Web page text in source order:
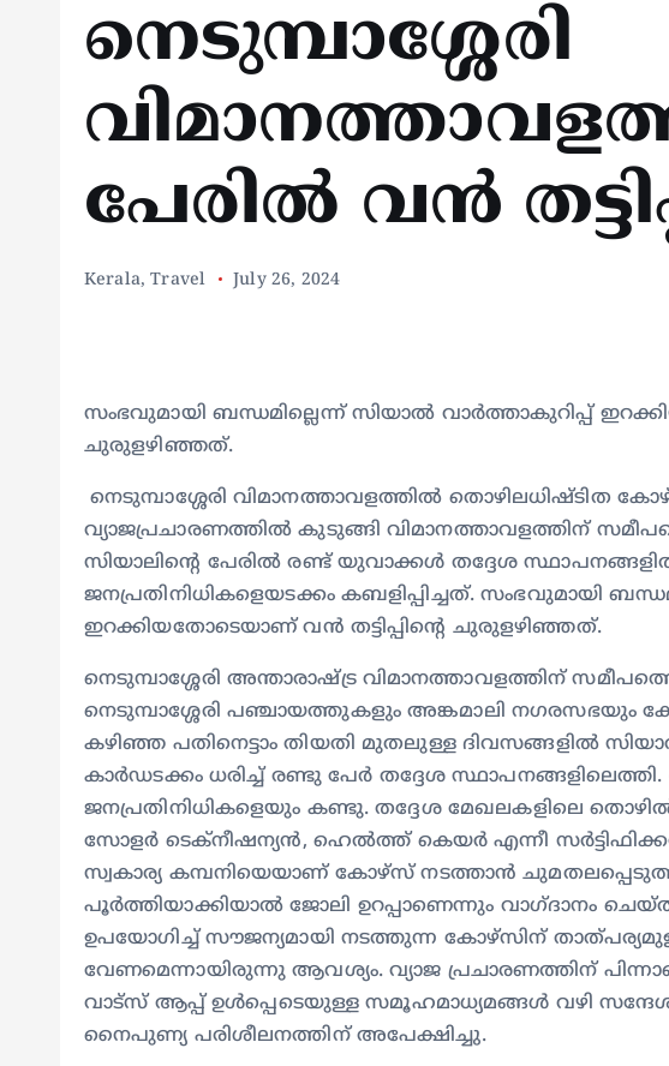
നെടുമ്പാശ്ശേരി
പേരിൽ വൻ
Kerala,Travel July 26, 2024
സംഭവുമായി ബന്ധമില്ലെന്ന് സിയാല്‍ വാര്‍ത്താകുറിപ്പ്
ചുരുളഴിഞ്ഞത്.
നെടുമ്പാശ്ശേരി വിമാനത്താവളത്തില്‍ തൊഴിലധിഷ്ടിത
വ്യാജപ്രചാരണത്തില്‍ കുടുങ്ങി വിമാനത്താവളത്തിന്
സിയാലിന്‍റെ പേരില്‍ രണ്ട് യുവാക്കള്‍ തദ്ദേശ
ജനപ്രതിനിധികളെയടക്കം കബളിപ്പിച്ചത്. സംഭവുമായി
ഇറക്കിയതോടെയാണ് വന്‍ തട്ടിപ്പിന്‍റെ ചുരുളഴിഞ്ഞത്.
നെടുമ്പാശ്ശേരി അന്താരാഷ്ട്ര വിമാനത്താവളത്തിന്
നെടുമ്പാശ്ശേരി പഞ്ചായത്തുകളും അങ്കമാലി നഗരസഭയും
കഴിഞ്ഞ പതിനെട്ടാം തിയതി മുതലുള്ള ദിവസങ്ങളില്‍
കാര്‍ഡടക്കം ധരിച്ച് രണ്ടു പേര്‍ തദ്ദേശ സ്ഥാപനങ്ങളിലെത്തി.
ജനപ്രതിനിധികളെയും കണ്ടു. തദ്ദേശ മേഖലകളിലെ
സോളര്‍ ടെക്നീഷന്യന്‍, ഹെല്‍ത്ത് കെയര്‍ എന്നീ
സ്വകാര്യ കമ്പനിയെയാണ് കോഴ്സ് നടത്താന്‍
പൂര്‍ത്തിയാക്കിയാല്‍ ജോലി ഉറപ്പാണെന്നും വാഗ്ദാനം
ഉപയോഗിച്ച് സൗജന്യമായി നടത്തുന്ന കോഴ്സിന്
വേണമെന്നായിരുന്നു ആവശ്യം. വ്യാജ പ്രചാരണത്തിന്
വാട്സ് ആപ്പ് ഉള്‍പ്പെടെയുള്ള സമൂഹമാധ്യമങ്ങള്‍ വഴി
നൈപുണ്യ പരിശീലനത്തിന് അപേക്ഷിച്ചു.